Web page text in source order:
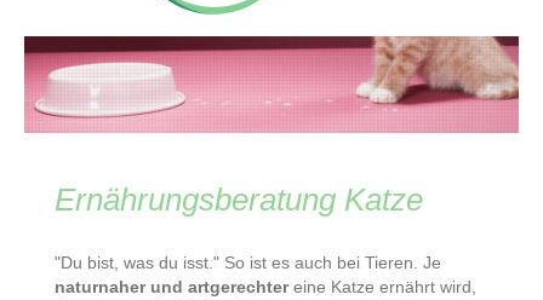
Ernährungsberatung Katze
"Du bist, was du isst." So ist es auch bei Tieren. Je
naturnaher und artgerechtereine Katze ernährt wird,